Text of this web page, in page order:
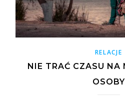
RELACJE
NIE TRAĆ CZASU NA
OSOBY